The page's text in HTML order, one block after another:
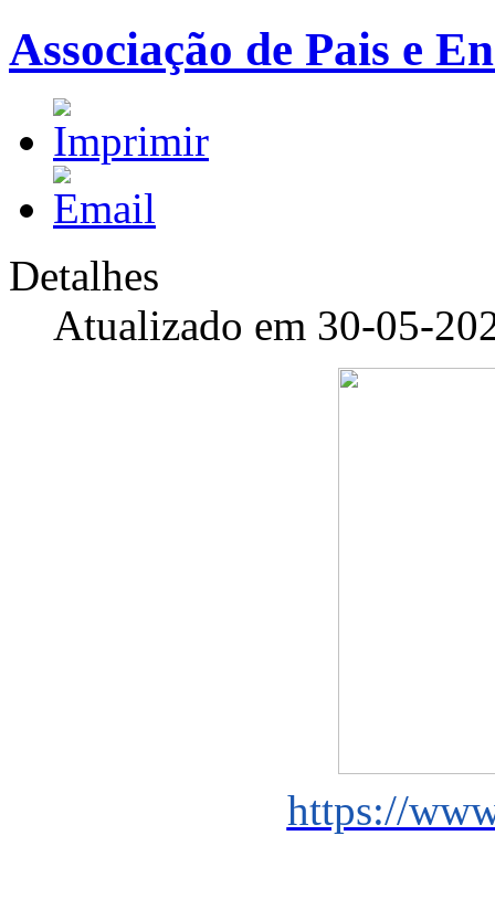
Associação de Pais e
Detalhes
Atualizado em 30-05-
https://